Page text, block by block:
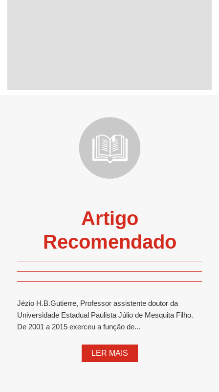
Artigo
Recomendado
Jézio H.B.Gutierre, Professor assistente doutor da
Universidade Estadual Paulista Júlio de Mesquita Filho.
De 2001 a 2015 exerceu a função de...
LER MAIS